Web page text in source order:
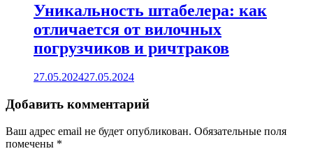
Уникальность штабелера: как
отличается от вилочных
погрузчиков и ричтраков
27.05.202427.05.2024
Добавить комментарий
Ваш адрес email не будет опубликован. Обязательные поля
помечены *